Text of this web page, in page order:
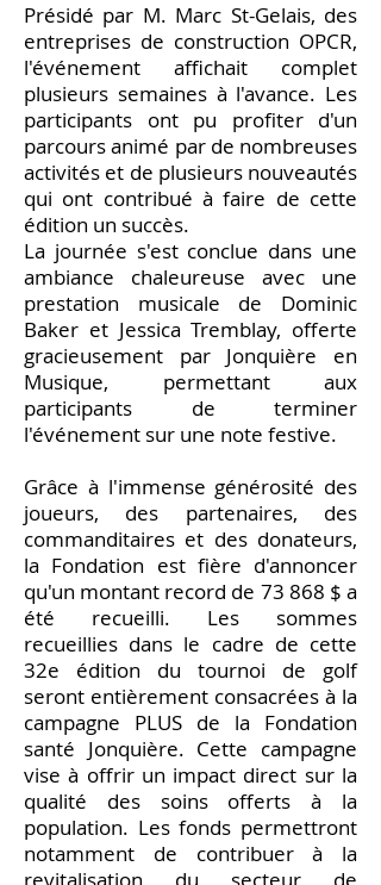
Présidé par M. Marc St-Gelais, des
entreprises de construction OPCR,
l'événement affichait complet
plusieurs semaines à l'avance. Les
participants ont pu profiter d'un
parcours animé par de nombreuses
activités et de plusieurs nouveautés
qui ont contribué à faire de cette
édition un succès.
La journée s'est conclue dans une
ambiance chaleureuse avec une
prestation musicale de Dominic
Baker et Jessica Tremblay, offerte
gracieusement par Jonquière en
Musique, permettant aux
participants de terminer
l'événement sur une note festive.
Grâce à l'immense générosité des
joueurs, des partenaires, des
commanditaires et des donateurs,
la Fondation est fière d'annoncer
qu'un montant record de 73 868 $ a
été recueilli. Les sommes
recueillies dans le cadre de cette
32e édition du tournoi de golf
seront entièrement consacrées à la
campagne PLUS de la Fondation
santé Jonquière. Cette campagne
vise à offrir un impact direct sur la
qualité des soins offerts à la
population. Les fonds permettront
notamment de contribuer à la